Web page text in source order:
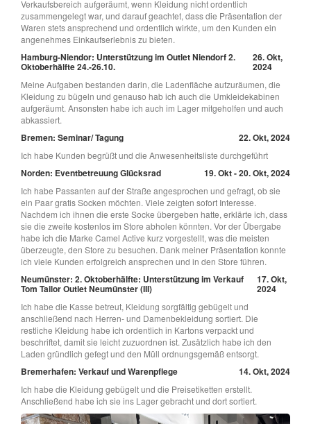
Verkaufsbereich aufgeräumt, wenn Kleidung nicht ordentlich
zusammengelegt war, und darauf geachtet, dass die Präsentation der
Waren stets ansprechend und ordentlich wirkte, um den Kunden ein
angenehmes Einkaufserlebnis zu bieten.
Hamburg-Niendor: Unterstützung im Outlet Niendorf 2.
Oktoberhälfte 24.-26.10.
26. Okt,
2024
Meine Aufgaben bestanden darin, die Ladenfläche aufzuräumen, die
Kleidung zu bügeln und genauso hab ich auch die Umkleidekabinen
aufgeräumt. Ansonsten habe ich auch im Lager mitgeholfen und auch
abkassiert.
Bremen: Seminar/ Tagung 22. Okt, 2024
Ich habe Kunden begrüßt und die Anwesenheitsliste durchgeführt
Norden: Eventbetreuung Glücksrad 19. Okt - 20. Okt, 2024
Ich habe Passanten auf der Straße angesprochen und gefragt, ob sie
ein Paar gratis Socken möchten. Viele zeigten sofort Interesse.
Nachdem ich ihnen die erste Socke übergeben hatte, erklärte ich, dass
sie die zweite kostenlos im Store abholen könnten. Vor der Übergabe
habe ich die Marke Camel Active kurz vorgestellt, was die meisten
überzeugte, den Store zu besuchen. Dank meiner Präsentation konnte
ich viele Kunden erfolgreich ansprechen und in den Store führen.
Neumünster: 2. Oktoberhälfte: Unterstützung im Verkauf
Tom Tailor Outlet Neumünster (III)
17. Okt,
2024
Ich habe die Kasse betreut, Kleidung sorgfältig gebügelt und
anschließend nach Herren- und Damenbekleidung sortiert. Die
restliche Kleidung habe ich ordentlich in Kartons verpackt und
beschriftet, damit sie leicht zuzuordnen ist. Zusätzlich habe ich den
Laden gründlich gefegt und den Müll ordnungsgemäß entsorgt.
Bremerhafen: Verkauf und Warenpflege 14. Okt, 2024
Ich habe die Kleidung gebügelt und die Preisetiketten erstellt.
Anschließend habe ich sie ins Lager gebracht und dort sortiert.